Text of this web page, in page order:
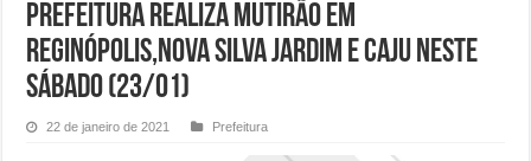
PREFEITURA REALIZA MUTIRÃO EM
REGINÓPOLIS,NOVA SILVA JARDIM E CAJU NESTE
SÁBADO (23/01)
22 de janeiro de 2021 Prefeitura